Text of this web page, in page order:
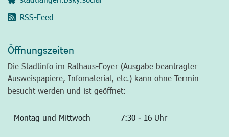
RSS-Feed
Öffnungszeiten
Die Stadtinfo im Rathaus-Foyer (Ausgabe beantragter
Ausweispapiere, Infomaterial, etc.) kann ohne Termin
besucht werden und ist geöffnet:
Montag und Mittwoch 7:30 - 16 Uhr